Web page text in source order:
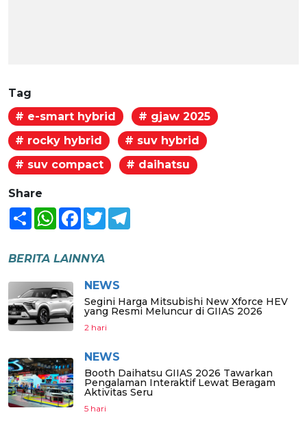
Tag
# e-smart hybrid
# gjaw 2025
# rocky hybrid
# suv hybrid
# suv compact
# daihatsu
Share
Share WhatsAppFacebook
Twitter
BERITA LAINNYA
NEWS
Segini Harga Mitsubishi New Xforce HEV
yang Resmi Meluncur di GIIAS 2026
2 hari
NEWS
Booth Daihatsu GIIAS 2026 Tawarkan
Pengalaman Interaktif Lewat Beragam
Aktivitas Seru
5 hari